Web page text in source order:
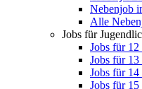
Nebenjob
Alle
Jobs für
Jobs für 12
Jobs für 13
Jobs für 14
Jobs für 15